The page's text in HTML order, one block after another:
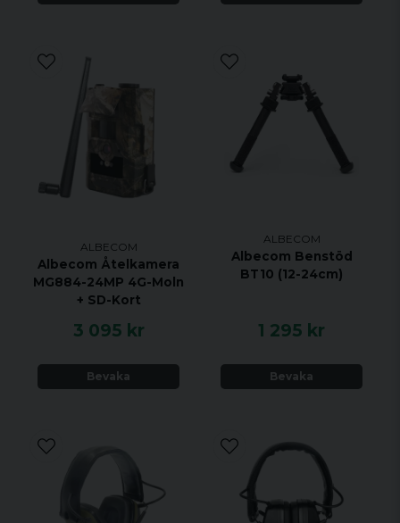
ALBECOM
Albecom Åtelkamera
MG884-24MP 4G-Moln
+ SD-Kort
3 095 kr
Bevaka
ALBECOM
Albecom Benstöd
BT10 (12-24cm)
1 295 kr
Bevaka